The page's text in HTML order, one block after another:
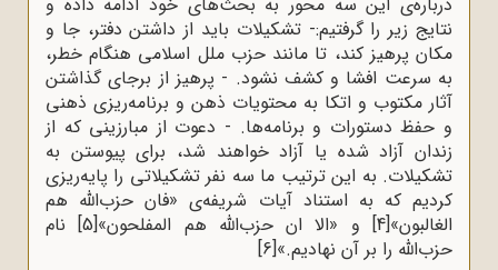
نتایج زیر را گرفتیم:- تشکیلات باید از داشتن دفتر، جا و
مکان پرهیز کند، تا مانند حزب ملل اسلامی‌ هنگام خطر،
به سرعت افشا و کشف نشود. - پرهیز از برجای گذاشتن
آثار مکتوب و اتکا به محتویات ذهن و برنامه‌ریزی ذهنی
و حفظ دستورات و برنامه‌ها. - دعوت از مبارزینی که از
زندان آزاد شده یا آزاد خواهند شد، برای پیوستن به
تشکیلات. به این ترتیب ما سه نفر تشکیلاتی را پایه‌ریزی
کردیم که به استناد آیات شریفه‌ی «فان حزب‌الله هم
الغالبون»[4] و «الا ان حزب‌الله هم المفلحون»[5] نام
حزب‌الله را بر آن نهادیم.»[6]